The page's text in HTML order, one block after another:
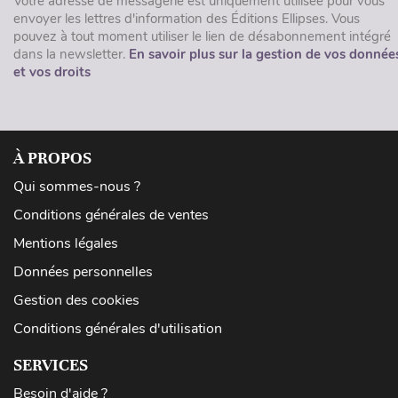
envoyer les lettres d'information des Éditions Ellipses. Vous
pouvez à tout moment utiliser le lien de désabonnement intégré
dans la newsletter. En savoir plus sur la gestion de vos
et vos droits
À PROPOS
Qui sommes-nous ?
Conditions générales de ventes
Mentions légales
Données personnelles
Gestion des cookies
Conditions générales d'utilisation
SERVICES
Besoin d'aide ?